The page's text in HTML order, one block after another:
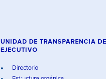
UNIDAD DE TRANSPARENCIA
EJECUTIVO
Directorio